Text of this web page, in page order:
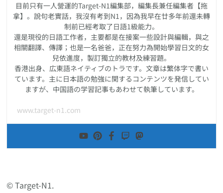
目前只有一人營運的Target-N1編集部，編集長兼任編集者【拖
拿】。說句老實話，我沒有考到N1，因為我早在廿多年前還未轉
制前已經考取了日語1級能力。
還是現役的日語工作者，主要都是在接案一些設計與編輯，與之
相關翻譯、傳譯；也是一名爸爸，正在努力為開始學習日文的女
兒依進度，製訂獨立的教材及練習題。
香港出身、広東語ネイティブのトラです。文章は繁体字で書い
ています。主に日本語の勉強に関するコンテンツを発信してい
ますが、中国語の学習記事もあわせて執筆しています。
www.target-n1.com
© Target-N1.